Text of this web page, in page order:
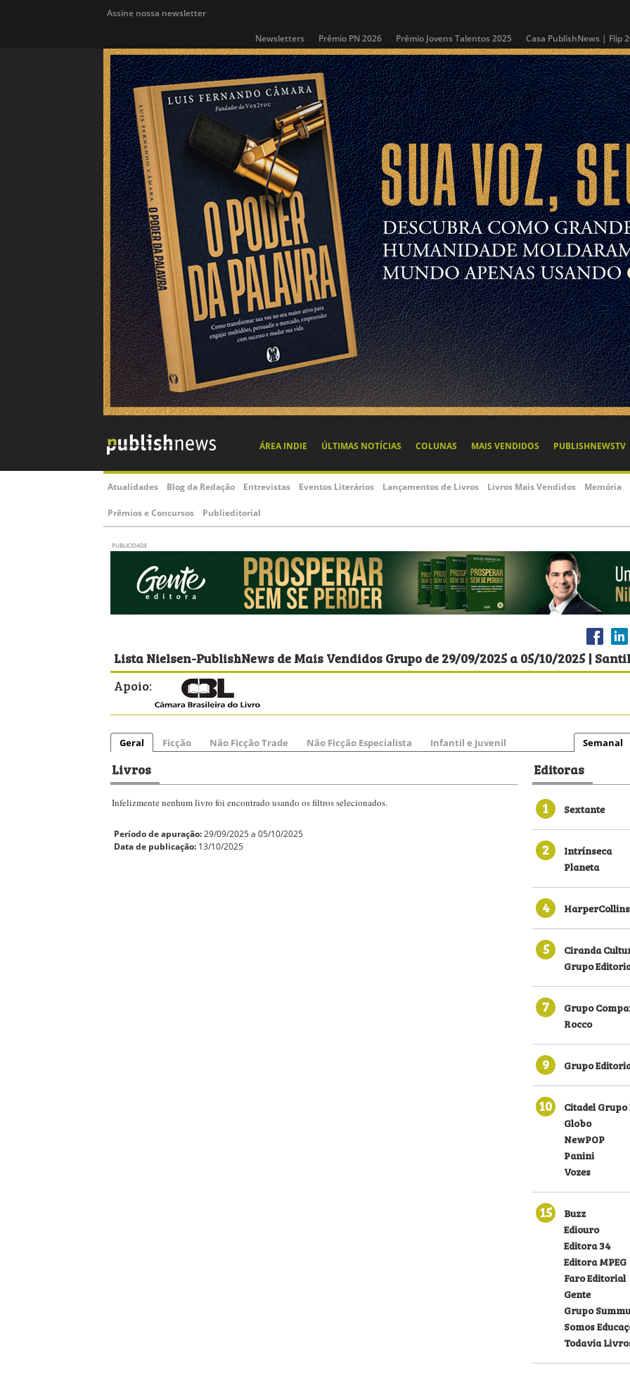
Assine nossa newsletter
Newsletters Prêmio PN 2026 Prêmio Jovens Talentos 2025 Casa PublishNews | Flip
ÁREA INDIE ÚLTIMAS NOTÍCIAS COLUNAS MAIS VENDIDOS PUBLISHNEWSTV
Atualidades Blog da Redação Entrevistas Eventos Literários Lançamentos de Livros Livros Mais Vendidos Memória
Prêmios e Concursos Publieditorial
PUBLICIDADE
Lista Nielsen-PublishNews de Mais Vendidos Grupo de 29/09/2025 a 05/10/2025 |
Apoio:
Geral Ficção Não Ficção Trade Não Ficção Especialista Infantil e Juvenil Semanal
Livros
Infelizmente nenhum livro foi encontrado usando os filtros selecionados.
Período de apuração:29/09/2025 a 05/10/2025
Data de publicação: 13/10/2025
Editoras
1
Sextante
2
Intrínseca
Planeta
4
5
Ciranda
Grupo
7
Grupo
Rocco
9 Grupo
10
Citadel
Globo
NewPOP
Panini
Vozes
15
Buzz
Ediouro
Editora 34
Editora MPEG
Faro Editorial
Gente
Grupo
Somos
Todavia